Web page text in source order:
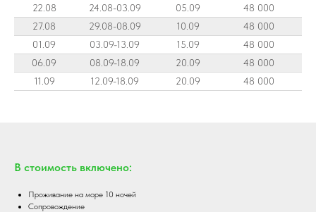
22.08
24.08-03.09 05.09
48 000
27.08
29.08-08.09 10.09
48 000
01.09
03.09-13.09 15.09
48 000
06.09
08.09-18.09 20.09
48 000
11.09
12.09-18.09 20.09 48 000
В стоимость включено:
Проживание на море 10 ночей
Cопровождение